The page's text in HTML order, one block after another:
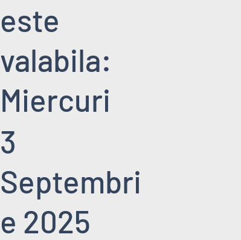
este
valabila:
Miercuri
3
Septembri
E 2025